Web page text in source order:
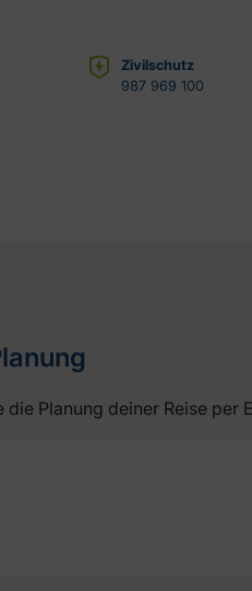
Zivilschutz
987 969 100
Planung deiner Reise per